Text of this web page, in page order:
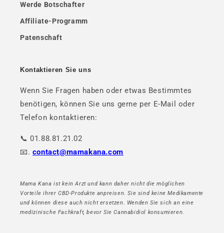
Werde Botschafter
Affiliate-Programm
Patenschaft
Kontaktieren Sie uns
Wenn Sie Fragen haben oder etwas Bestimmtes
benötigen, können Sie uns gerne per E-Mail oder
Telefon kontaktieren:
📞 01.88.81.21.02
📧. contact@mamakana.com
Mama Kana ist kein Arzt und kann daher nicht die möglichen
Vorteile ihrer CBD-Produkte anpreisen. Sie sind keine Medikamente
und können diese auch nicht ersetzen. Wenden Sie sich an eine
medizinische Fachkraft, bevor Sie Cannabidiol konsumieren.